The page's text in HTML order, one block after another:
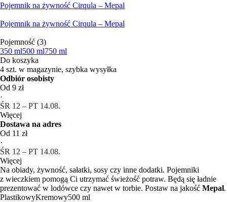
Pojemnik na żywność Cirqula – Mepal
Pojemnik na żywność Cirqula – Mepal
Pojemność (3)
350 ml500 ml750 ml
Do koszyka
4 szt. w magazynie, szybka wysyłka
Odbiór osobisty
Od 9 zł
·
ŚR 12 – PT 14.08.
Więcej
Dostawa na adres
Od 11 zł
·
ŚR 12 – PT 14.08.
Więcej
Na obiady, żywność, sałatki, sosy czy inne dodatki. Pojemniki
z wieczkiem pomogą Ci utrzymać świeżość potraw. Będą się ładnie
prezentować w lodówce czy nawet w torbie. Postaw na jakość Mepal.
PlastikowyKremowy500 ml